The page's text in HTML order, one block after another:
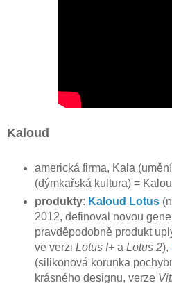
Kaloud
americká firma, Kala
(dýmkařská kultura) =
produkty: Kaloud Lotus
2012, definoval novou
pravděpodobně produkt
ve verzi Lotus I+a Lotus 2),
(silikonová korunka
krásného designu, verze